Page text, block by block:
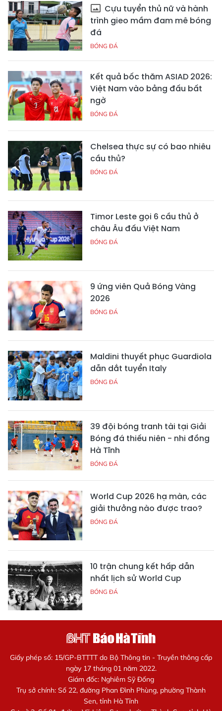
Cựu tuyển thủ nữ và hành
trình gieo mầm đam mê bóng
đá
BÓNG ĐÁ
Kết quả bốc thăm ASIAD 2026:
Việt Nam vào bảng đấu bất
ngờ
BÓNG ĐÁ
Chelsea thực sự có bao nhiêu
cầu thủ?
BÓNG ĐÁ
Timor Leste gọi 6 cầu thủ ở
châu Âu đấu Việt Nam
BÓNG ĐÁ
9 ứng viên Quả Bóng Vàng
2026
BÓNG ĐÁ
Maldini thuyết phục Guardiola
dẫn dắt tuyển Italy
BÓNG ĐÁ
39 đội bóng tranh tài tại Giải
Bóng đá thiếu niên - nhi đồng
Hà Tĩnh
BÓNG ĐÁ
World Cup 2026 hạ màn, các
giải thưởng nào được trao?
BÓNG ĐÁ
10 trận chung kết hấp dẫn
nhất lịch sử World Cup
BÓNG ĐÁ
Giấy phép số: 15/GP-BTTTT do Bộ Thông tin - Truyền thông cấp
ngày 17 tháng 01 năm 2022.
Giám đốc: Nghiêm Sỹ Đống
Trụ sở chính: Số 22, đường Phan Đình Phùng, phường Thành
Sen, tỉnh Hà Tĩnh